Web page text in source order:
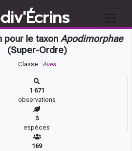
pour le taxon Apodimorphae
(Super-Ordre)
Classe : Aves
1 671
observations
3
espèces
169